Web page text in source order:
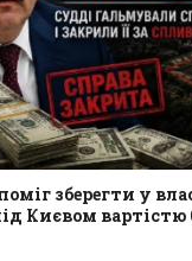
зберегти у
Києвом